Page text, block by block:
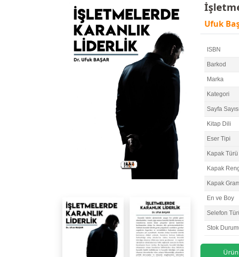
Ufuk
ISBN
Barkod
Marka
Kategori
Sayfa
Kitap Dili
Eser Tipi
Kapak Türü
Kapak
Kapak
En ve Boy
Selefon
Stok